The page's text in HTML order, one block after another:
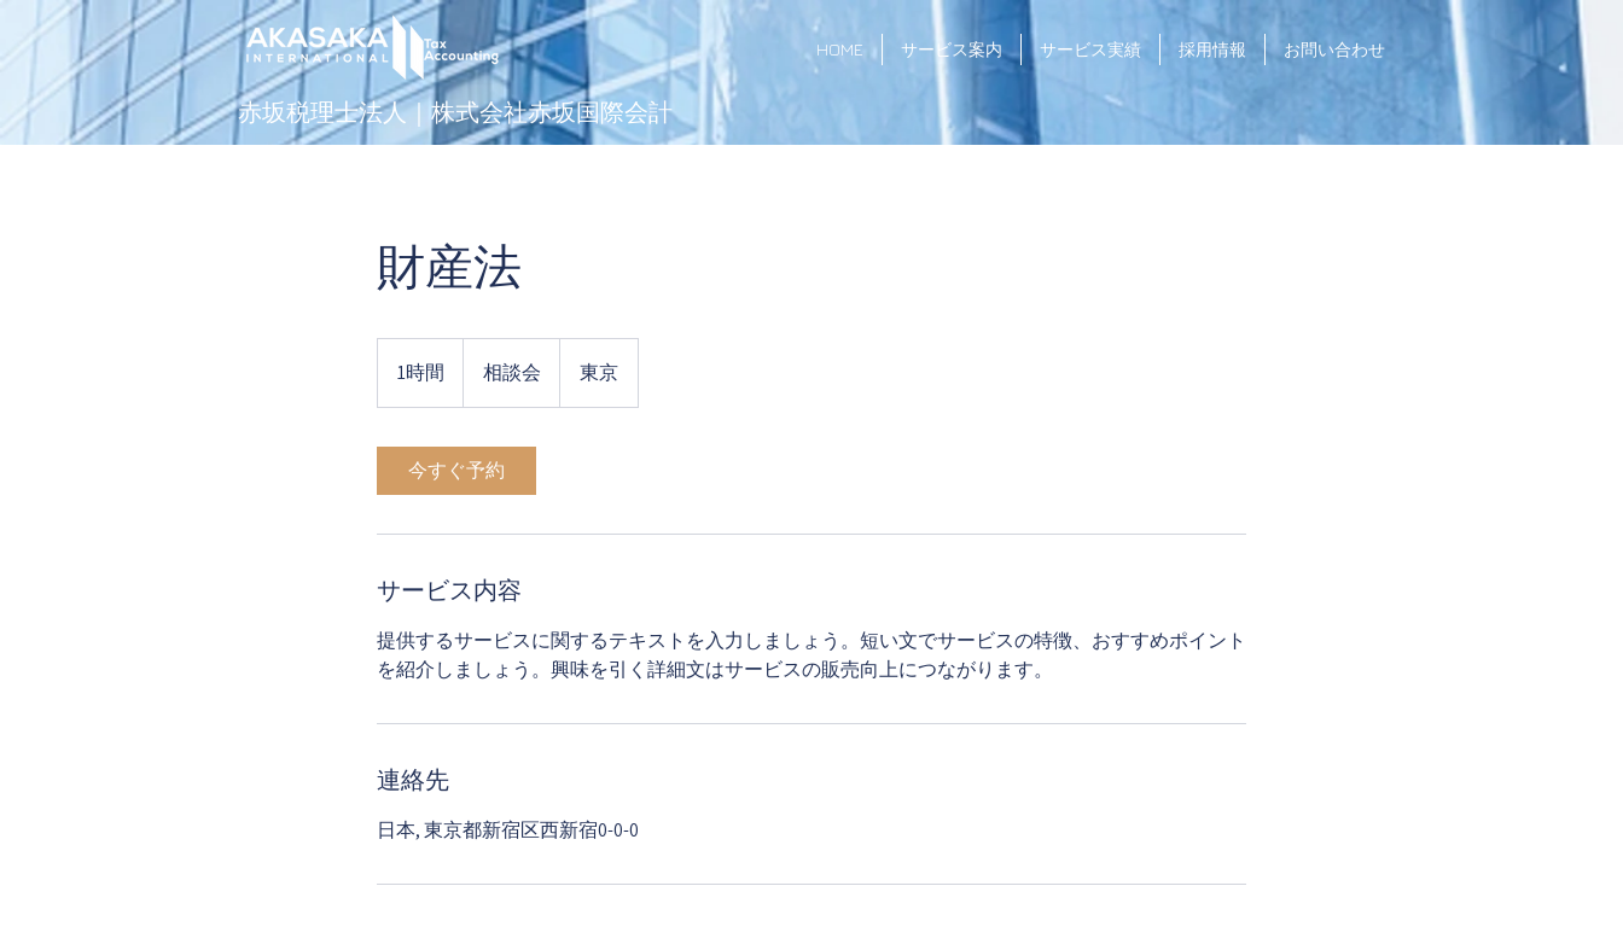
HOME サービス案内 サービス実績 採用情報 お問い合わせ
赤坂税理士法人｜株式会社​赤坂国際会計
財産法
1時間
時
相談会 東京
今すぐ予約
サービス内容
提供するサービスに関するテキストを入力しましょう。短い文でサービスの特徴、おすすめポイント
を紹介しましょう。興味を引く詳細文はサービスの販売向上につながります。
連絡先
日本, 東京都新宿区西新宿0-0-0